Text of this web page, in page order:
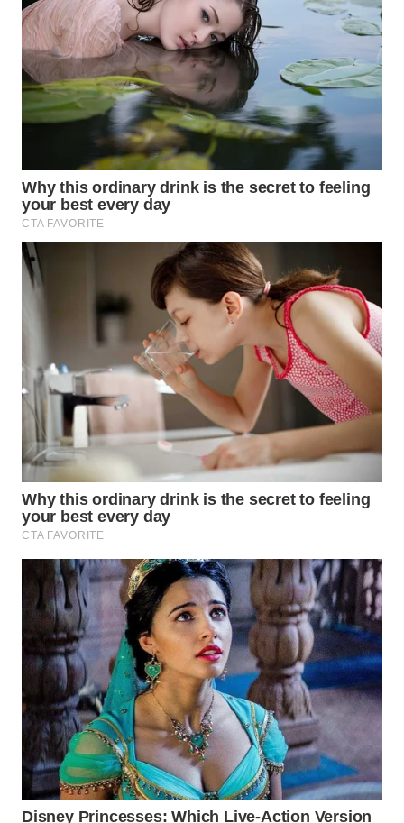
WN
MANDALIKA
WN
LIKUPANG
LABUANBAJO
WN
BORNEO
Wahana
WAHANA
NEWS
WAHANA
TANI
WAHANA
ADVOKAT
WAHANA
INFRASTRUKTUR
WAHANA
KONSUMEN
WAHANA
LISTRIK
WAHANA
TRAVEL